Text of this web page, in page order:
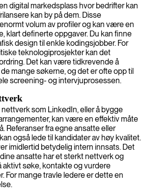
digital markedsplass hvor bedrifter kan
kan by på dem. Disse
volum av profiler og kan være en
klart definerte oppgaver. Du kan finne
design til enkle kodingsjobber. For
teknologiprosjekter kan det
Det kan være tidkrevende å
mange søkerne, og det er ofte opp til
screening- og intervjuprosessen.
som LinkedIn, eller å bygge
kan være en effektiv måte
Referanser fra egne ansatte eller
også lede til kandidater av høy kvalitet.
imidlertid betydelig intern innsats. Det
ansatte har et sterkt nettverk og
aktivt søke, kontakte og vurdere
For mange travle ledere er dette en